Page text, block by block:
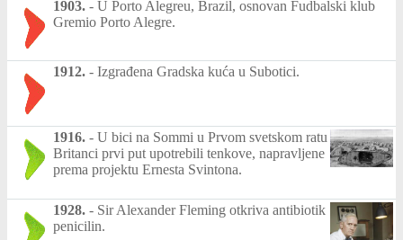
1903. - U Porto Alegreu, Brazil, osnovan Fudbalski klub
Gremio Porto Alegre.
1912. - Izgrađena Gradska kuća u Subotici.
1916. - U bici na Sommi u Prvom svetskom ratu
Britanci prvi put upotrebili tenkove, napravljene
prema projektu Ernesta Svintona.
1928. - Sir Alexander Fleming otkriva antibiotik
penicilin.